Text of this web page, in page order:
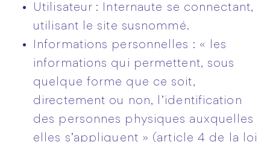
Utilisateur : Internaute se connectant,
utilisant le site susnommé.
Informations personnelles : « les
informations qui permettent, sous
quelque forme que ce soit,
directement ou non, l’identification
des personnes physiques auxquelles
elles s’appliquent » (article 4 de la loi